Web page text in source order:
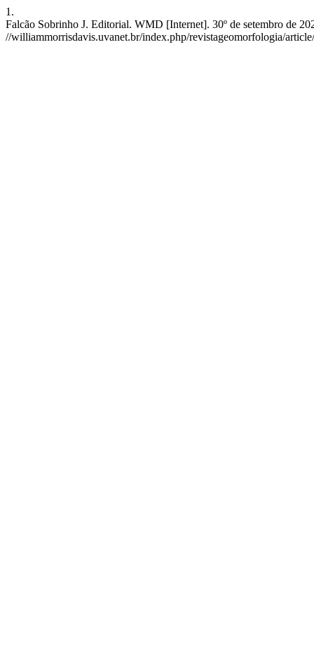
1.
Falcão Sobrinho J. Editorial. WMD [Internet]. 30º de setembro de
//williammorrisdavis.uvanet.br/index.php/revistageomorfologia/